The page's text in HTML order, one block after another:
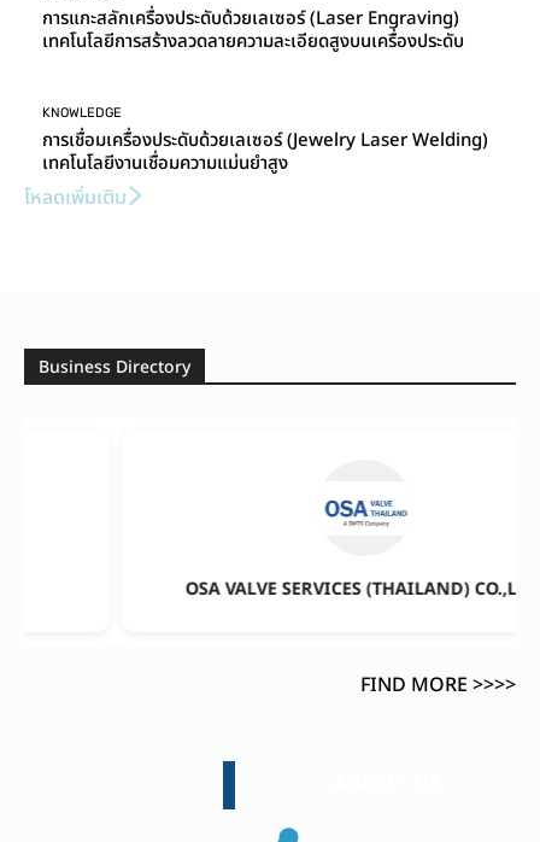
การแกะสลักเครื่องประดับด้วยเลเซอร์ (Laser Engraving)
เทคโนโลยีการสร้างลวดลายความละเอียดสูงบนเครื่องประดับ
KNOWLEDGE
การเชื่อมเครื่องประดับด้วยเลเซอร์ (Jewelry Laser Welding)
เทคโนโลยีงานเชื่อมความแม่นยำสูง
โหลดเพิ่มเติม
Business Directory
OSA VALVE SERVICES (THAILAND) CO.,LTD.
FIND MORE >>>>